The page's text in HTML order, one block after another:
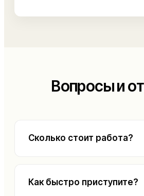
Вопросы и
Сколько стоит работа?
Как быстро приступите?